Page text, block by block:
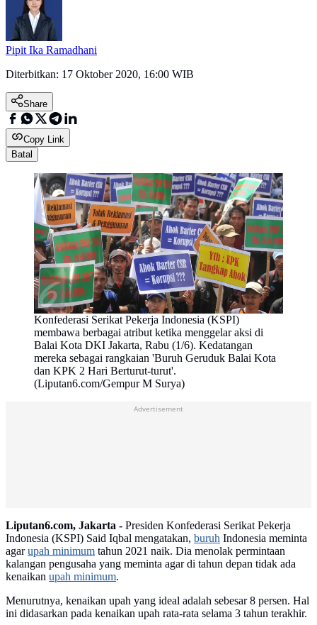
Pipit Ika Ramadhani
Diterbitkan: 17 Oktober 2020, 16:00 WIB
Share
Copy Link
Batal
Konfederasi Serikat Pekerja Indonesia (KSPI)
membawa berbagai atribut ketika menggelar aksi di
Balai Kota DKI Jakarta, Rabu (1/6). Kedatangan
mereka sebagai rangkaian 'Buruh Geruduk Balai Kota
dan KPK 2 Hari Berturut-turut'.
(Liputan6.com/Gempur M Surya)
Advertisement
Liputan6.com, Jakarta - Presiden Konfederasi Serikat Pekerja
Indonesia (KSPI) Said Iqbal mengatakan, buruh Indonesia meminta
agarupah minimum tahun 2021 naik. Dia menolak permintaan
kalangan pengusaha yang meminta agar di tahun depan tidak ada
kenaikan upah minimum.
Menurutnya, kenaikan upah yang ideal adalah sebesar 8 persen. Hal
ini didasarkan pada kenaikan upah rata-rata selama 3 tahun terakhir.